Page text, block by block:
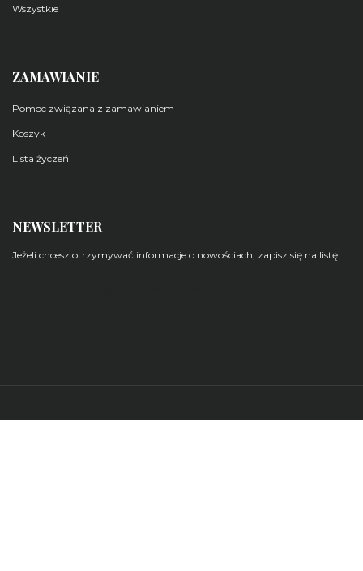
Wszystkie
ZAMAWIANIE
Pomoc związana z zamawianiem
Koszyk
Lista życzeń
NEWSLETTER
Jeżeli chcesz otrzymywać informacje o nowościach, zapisz się na listę